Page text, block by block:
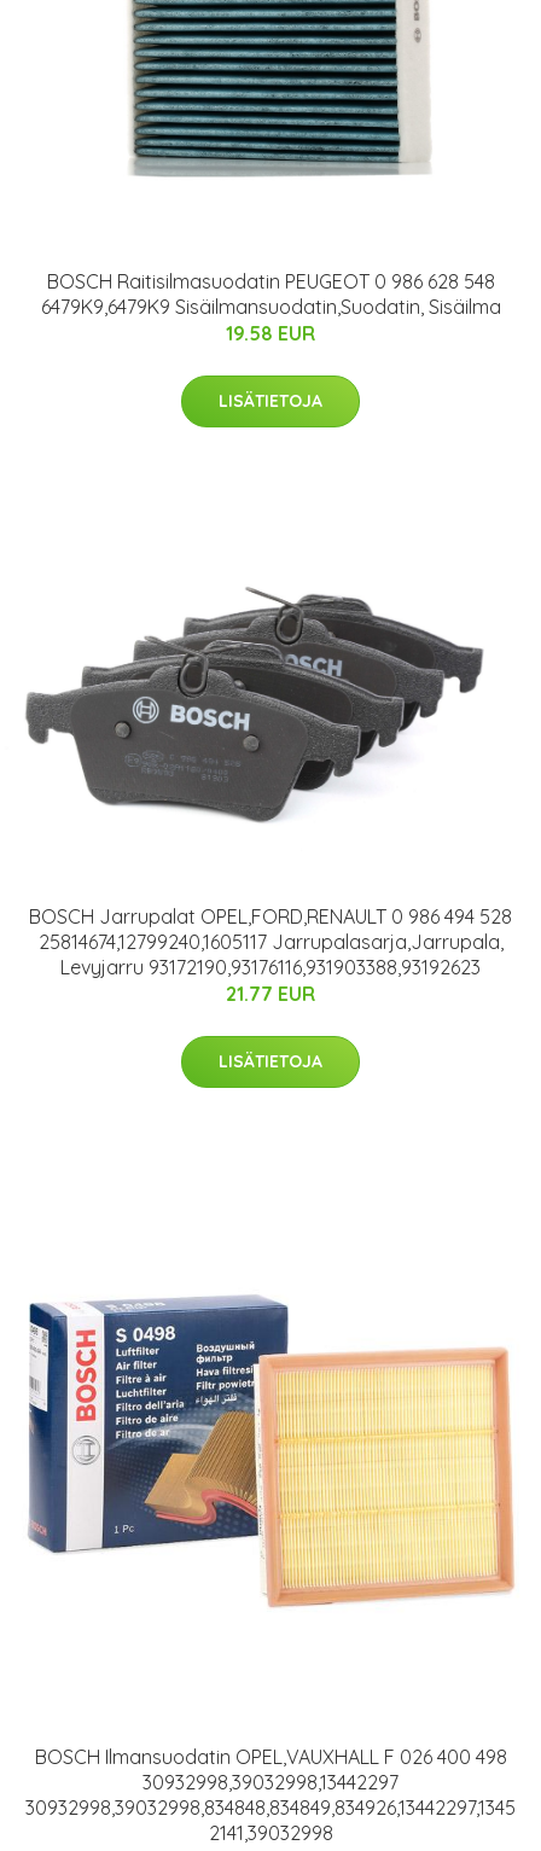
BOSCH Raitisilmasuodatin PEUGEOT 0 986 628 548
6479K9,6479K9 Sisäilmansuodatin,Suodatin, Sisäilma
19.58 EUR
LISÄTIETOJA
BOSCH Jarrupalat OPEL,FORD,RENAULT 0 986 494 528
25814674,12799240,1605117 Jarrupalasarja,Jarrupala,
Levyjarru 93172190,93176116,931903388,93192623
21.77 EUR
LISÄTIETOJA
BOSCH Ilmansuodatin OPEL,VAUXHALL F 026 400 498
30932998,39032998,13442297
30932998,39032998,834848,834849,834926,13442297,1345
2141,39032998